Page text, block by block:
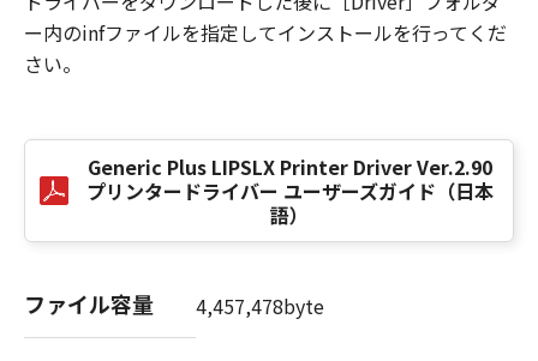
損害の可能性について知らされていた場合でも
同様です。
(3) キヤノン、キヤノンのライセンサー、キヤノ
ウェア」、または「本ソフトウェア」の使用に
起因または関連してお客様と第三者との間に生
じたいかなる紛争についても、一切責任を負わ
ないものとします。
８．契約期間
(1) 本契約書は、お客様が、『同意』を示す下
ー内のinfファイルを指定してインストールを行ってくだ
さい。
Generic Plus LIPSLX Printer Driver Ver.2.90
プリンタードライバー ユーザーズガイド（日本
語）
ファイル容量 4,457,478byte